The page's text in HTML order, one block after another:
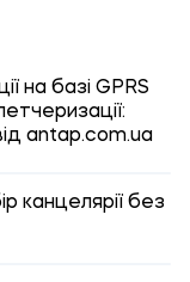
на базі GPRS
antap.com.ua
канцелярії без